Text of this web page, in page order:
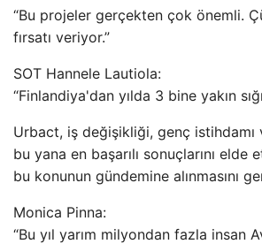
“Bu projeler gerçekten çok önemli.
fırsatı veriyor.”
SOT Hannele Lautiola:
“Finlandiya'dan yılda 3 bine yakın
Urbact, iş değişikliği, genç istihdamı
bu yana en başarılı sonuçlarını
bu konunun gündemine alınmasını
Monica Pinna:
“Bu yıl yarım milyondan fazla insan